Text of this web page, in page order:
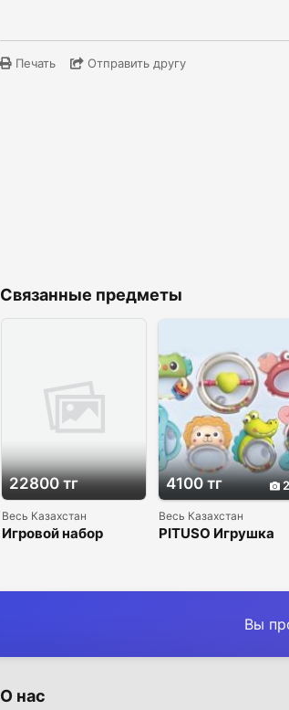
Печать Отправить другу
Связанные предметы
22800 тг
Весь Казахстан
Игровой набор
4100 тг 2
Весь Казахстан
PITUSO Игрушка
Вы
О нас